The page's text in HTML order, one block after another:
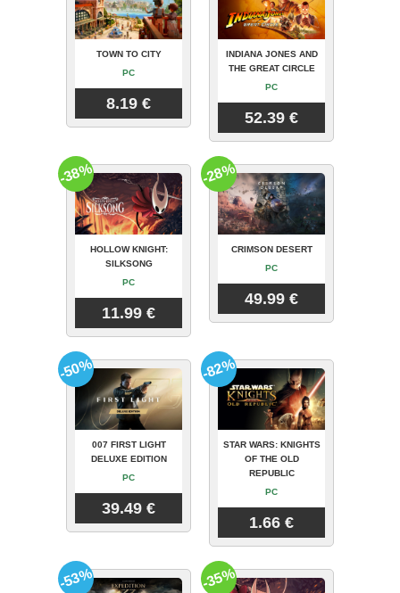
TOWN TO CITY
PC
8.19 €
INDIANA JONES AND
THE GREAT CIRCLE
PC
52.39 €
HOLLOW KNIGHT:
SILKSONG
PC
11.99 €
-38%
CRIMSON DESERT
PC
49.99 €
-28%
007 FIRST LIGHT
DELUXE EDITION
PC
39.49 €
-50%
STAR WARS: KNIGHTS
OF THE OLD
REPUBLIC
PC
1.66 €
-82%
-53% -35%